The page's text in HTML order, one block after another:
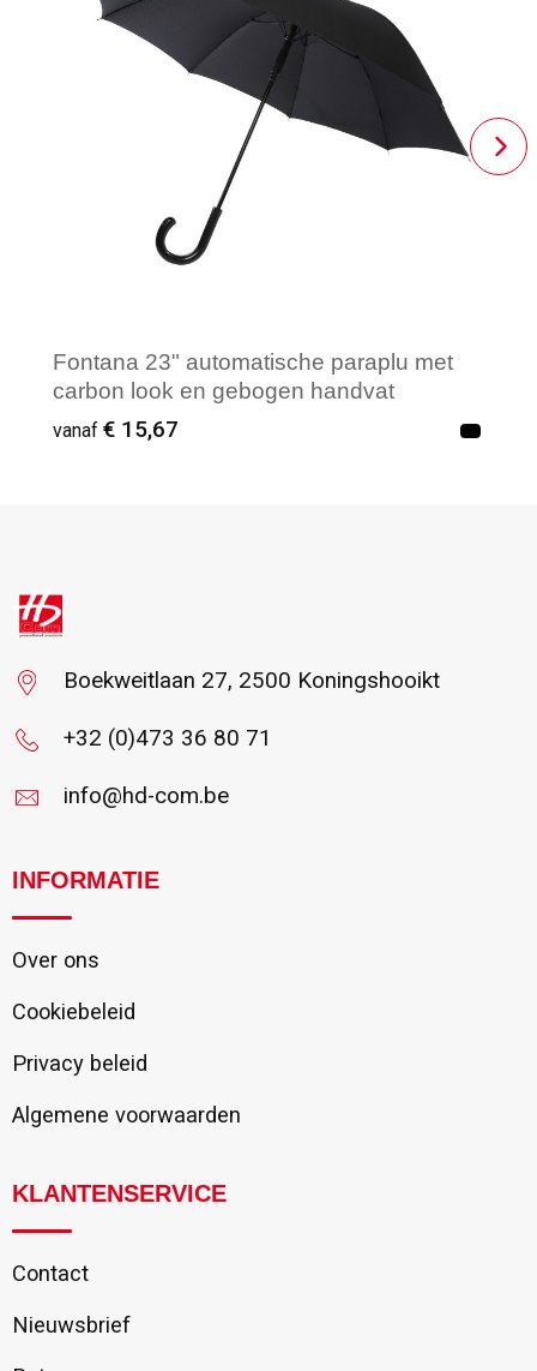
Fontana 23" automatische paraplu met
carbon look en gebogen handvat
vanaf € 15,67
Boekweitlaan 27, 2500 Koningshooikt
+32 (0)473 36 80 71
info@hd-com.be
INFORMATIE
Over ons
Cookiebeleid
Privacy beleid
Algemene voorwaarden
KLANTENSERVICE
Contact
Nieuwsbrief